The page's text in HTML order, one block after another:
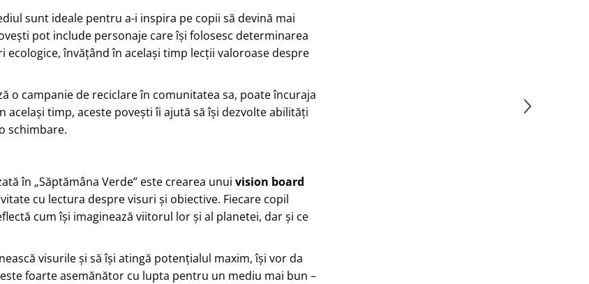
sunt ideale pentru a-i inspira pe copii să devină mai
pot include personaje care își folosesc determinarea
învățând în același timp lecții valoroase despre
o campanie de reciclare în comunitatea sa, poate încuraja
timp, aceste povești îi ajută să își dezvolte abilități
schimbare.
în „Săptămâna Verde” este crearea unui vision board
cu lectura despre visuri și obiective. Fiecare copil
cum își imaginează viitorul lor și al planetei, dar și ce
visurile și să își atingă potențialul maxim, își vor da
foarte asemănător cu lupta pentru un mediu mai bun –